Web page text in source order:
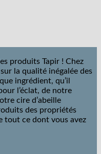
produits Tapir ! Chez
la qualité inégalée des
ingrédient, qu’il
l’éclat, de notre
cire d’abeille
des propriétés
tout ce dont vous avez